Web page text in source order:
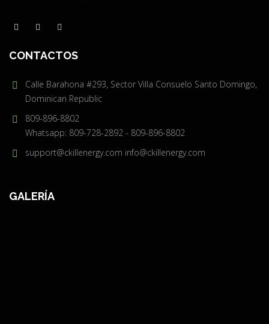
CONTACTOS
Calle Barahona #293, Sector Villa Consuelo Santo Domingo,
Dominican Republic
809-896-8802
Whatsapp: 809-728-2892 - 809-896-8802
support@ckillenergy.com info@ckillenergy.com
GALERÍA